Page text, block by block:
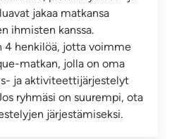
jakaa matkansa
ihmisten kanssa.
4 henkilöä, jotta voimme
matkan, jolla on oma
ja aktiviteettijärjestelyt
ryhmäsi on suurempi, ota
järjestämiseksi.